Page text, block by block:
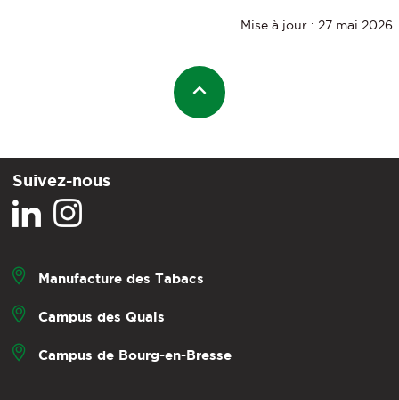
Mise à jour : 27 mai 2026
Suivez-nous
Manufacture des Tabacs
Campus des Quais
Campus de Bourg-en-Bresse